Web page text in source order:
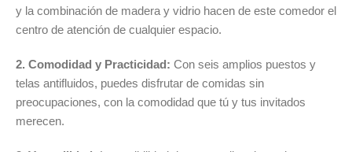
y la combinación de madera y vidrio hacen de este comedor el
centro de atención de cualquier espacio.
2. Comodidad y Practicidad: Con seis amplios puestos y
telas antifluidos, puedes disfrutar de comidas sin
preocupaciones, con la comodidad que tú y tus invitados
merecen.